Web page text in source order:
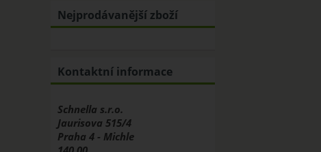
Nejprodávanější zboží
Kontaktní informace
Schnella s.r.o.
Jaurisova 515/4
Praha 4 - Michle